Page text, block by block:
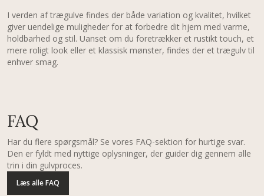
I verden af trægulve findes der både variation og kvalitet, hvilket
giver uendelige muligheder for at forbedre dit hjem med varme,
holdbarhed og stil. Uanset om du foretrækker et rustikt touch, et
mere roligt look eller et klassisk mønster, findes der et trægulv til
enhver smag.
FAQ
Har du flere spørgsmål? Se vores FAQ-sektion for hurtige svar.
Den er fyldt med nyttige oplysninger, der guider dig gennem alle
trin i din gulvproces.
Læs alle FAQ